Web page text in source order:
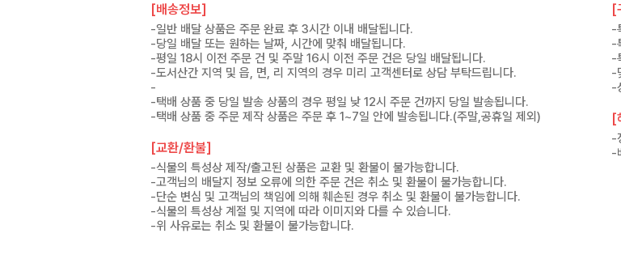
[배송정보]
-일반 배달 상품은 주문 완료 후 3시간 이내 배달됩니다.
-당일 배달 또는 원하는 날짜, 시간에 맞춰 배달됩니다.
-평일 18시 이전 주문 건 및 주말 16시 이전 주문 건은 당일 배달됩니다.
-도서산간 지역 및 읍, 면, 리 지역의 경우 미리 고객센터로 상담 부탁드립니다.
-
-택배 상품 중 당일 발송 상품의 경우 평일 낮 12시 주문 건까지 당일 발송됩니다.
-택배 상품 중 주문 제작 상품은 주문 후 1~7일 안에 발송됩니다.(주말,공휴일 제외)
[교환/환불]
-식물의 특성상 제작/출고된 상품은 교환 및 환불이 불가능합니다.
-고객님의 배달지 정보 오류에 의한 주문 건은 취소 및 환불이 불가능합니다.
-단순 변심 및 고객님의 책임에 의해 훼손된 경우 취소 및 환불이 불가능합니다.
-식물의 특성상 계절 및 지역에 따라 이미지와 다를 수 있습니다.
-위 사유로는 취소 및 환불이 불가능합니다.
[
-
-
-
-
-
[
-
-